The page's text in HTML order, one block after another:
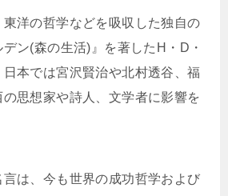
洋の哲学などを吸収した独自の
ン(森の生活)』を著したH・D・
本では宮沢賢治や北村透谷、福
思想家や詩人、文学者に影響を
は、今も世界の成功哲学および